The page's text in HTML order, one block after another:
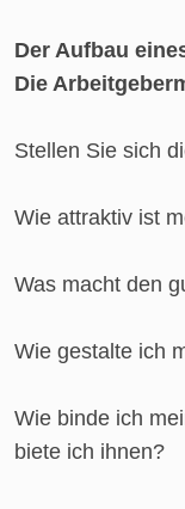
Der Aufbau
Die
Stellen Sie sich
Wie attraktiv ist
Was macht den
Wie gestalte ich
Wie binde ich
biete ich ihnen?